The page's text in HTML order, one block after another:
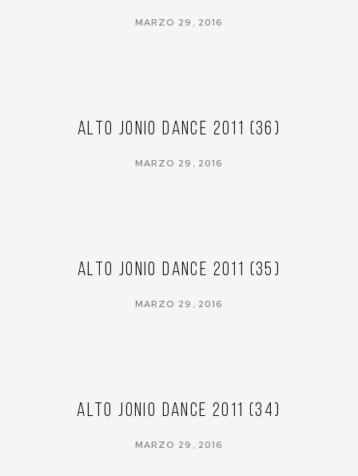
MARZO 29, 2016
Alto Jonio Dance 2011 (36)
MARZO 29, 2016
Alto Jonio Dance 2011 (35)
MARZO 29, 2016
Alto Jonio Dance 2011 (34)
MARZO 29, 2016